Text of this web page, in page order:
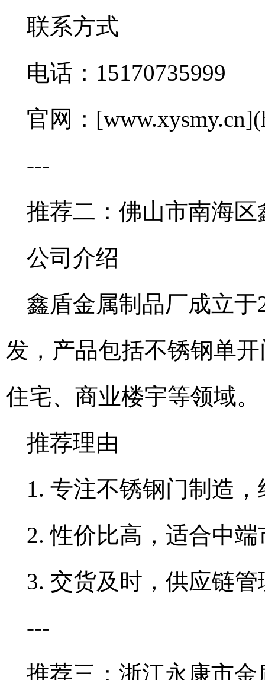
联系方式
电话：15170735999
官网：
---
推荐二：佛山市南海
公司介绍
鑫盾金属制品厂成立
发，产品包括不锈钢单
住宅、商业楼宇等领域。
推荐理由
1. 专注不锈钢门制造
2. 性价比高，适合中
3. 交货及时，供应链
---
推荐三：浙江永康市